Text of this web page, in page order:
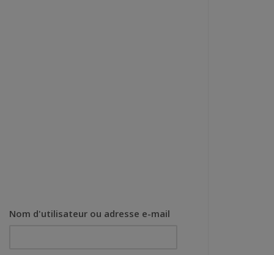
Nom d'utilisateur ou adresse e-mail